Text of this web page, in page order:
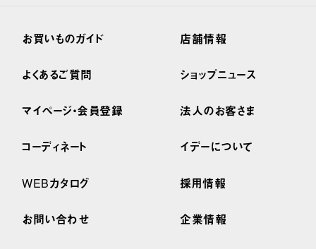
お買いものガイド
よくあるご質問
マイページ・会員登録
コーディネート
WEBカタログ
お問い合わせ
店舗情報
ショップニュース
法人のお客さま
イデーについて
採用情報
企業情報